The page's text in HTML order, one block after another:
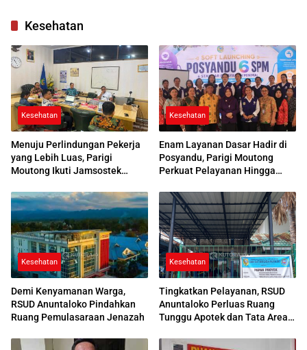
Kesehatan
Kesehatan
Menuju Perlindungan Pekerja
yang Lebih Luas, Parigi
Moutong Ikuti Jamsostek
Kesehatan
Enam Layanan Dasar Hadir di
Posyandu, Parigi Moutong
Perkuat Pelayanan Hingga
Kesehatan
Demi Kenyamanan Warga,
RSUD Anuntaloko Pindahkan
Ruang Pemulasaraan Jenazah
Kesehatan
Tingkatkan Pelayanan, RSUD
Anuntaloko Perluas Ruang
Tunggu Apotek dan Tata Area